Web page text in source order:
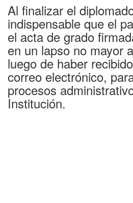
Al finalizar el
indispensable que el
el acta de grado
en un lapso no mayor
luego de haber
correo electrónico,
procesos
Institución.